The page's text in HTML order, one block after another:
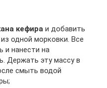
кефира и добавить
одной морковки. Все
и нанести на
Держать эту массу в
смыть водой